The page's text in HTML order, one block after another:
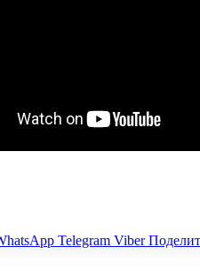
Telegram Viber